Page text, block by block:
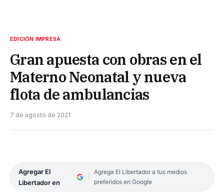
EDICIÓN IMPRESA
Gran apuesta con obras en el
Materno Neonatal y nueva
flota de ambulancias
7 de agosto de 2021
Agregar El
Libertador en
Agrega El Libertador a tus medios
preferidos en Google